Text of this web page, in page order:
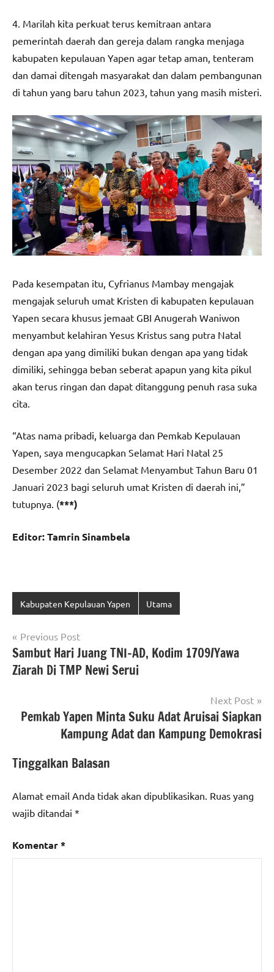
4. Marilah kita perkuat terus kemitraan antara
pemerintah daerah dan gereja dalam rangka menjaga
kabupaten kepulauan Yapen agar tetap aman, tenteram
dan damai ditengah masyarakat dan dalam pembangunan
di tahun yang baru tahun 2023, tahun yang masih misteri.
Pada kesempatan itu, Cyfrianus Mambay mengajak
mengajak seluruh umat Kristen di kabupaten kepulauan
Yapen secara khusus jemaat GBI Anugerah Waniwon
menyambut kelahiran Yesus Kristus sang putra Natal
dengan apa yang dimiliki bukan dengan apa yang tidak
dimiliki, sehingga beban seberat apapun yang kita pikul
akan terus ringan dan dapat ditanggung penuh rasa suka
cita.
“Atas nama pribadi, keluarga dan Pemkab Kepulauan
Yapen, saya mengucapkan Selamat Hari Natal 25
Desember 2022 dan Selamat Menyambut Tahun Baru 01
Januari 2023 bagi seluruh umat Kristen di daerah ini,”
tutupnya. (***)
Editor: Tamrin Sinambela
Kabupaten Kepulauan Yapen Utama
Navigasi
pos
Previous Post
Sambut Hari Juang TNI-AD, Kodim 1709/Yawa
Ziarah Di TMP Newi Serui
Next Post
Pemkab Yapen Minta Suku Adat Aruisai Siapkan
Kampung Adat dan Kampung Demokrasi
Tinggalkan Balasan
Alamat email Anda tidak akan dipublikasikan. Ruas yang
wajib ditandai *
Komentar*